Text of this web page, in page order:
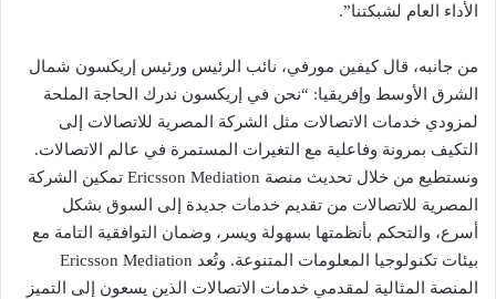
الأداء العام لشبكتنا”.
من جانبه، قال كيفين مورفي، نائب الرئيس ورئيس إريكسون شمال
الشرق الأوسط وإفريقيا: “نحن في إريكسون ندرك الحاجة الملحة
لمزودي خدمات الاتصالات مثل الشركة المصرية للاتصالات إلى
التكيف بمرونة وفاعلية مع التغيرات المستمرة في عالم الاتصالات.
ونستطيع من خلال تحديث منصة Ericsson Mediation تمكين الشركة
المصرية للاتصالات من تقديم خدمات جديدة إلى السوق بشكل
أسرع، والتحكم بأنظمتها بسهولة ويسر، وضمان التوافقية التامة مع
بيئات تكنولوجيا المعلومات المتنوعة. وتُعد Ericsson Mediation
المنصة المثالية لمقدمي خدمات الاتصالات الذين يسعون إلى التميز